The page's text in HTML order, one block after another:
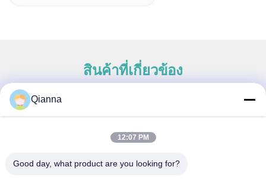
สินค้าที่เกี่ยวข้อง
ที่อยู่
Qianna
12:07 PM
Good day, what product are you looking for?